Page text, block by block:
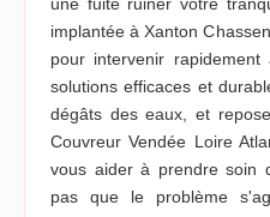
implantée à Xanton
pour intervenir
solutions efficaces et
dégâts des eaux, et
Couvreur Vendée Loire
vous aider à prendre soin
pas que le problème